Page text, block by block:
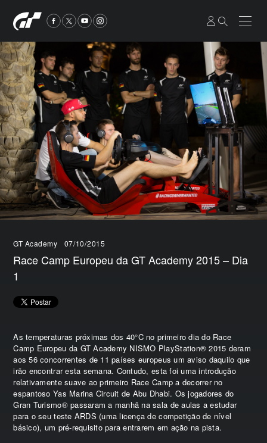
GT Academy 07/10/2015
Race Camp Europeu da GT Academy 2015 – Dia
1
As temperaturas próximas dos 40°C no primeiro dia do Race
Camp Europeu da GT Academy NISMO PlayStation® 2015 deram
aos 56 concorrentes de 11 países europeus um aviso daquilo que
irão encontrar esta semana. Contudo, esta foi uma introdução
relativamente suave ao primeiro Race Camp a decorrer no
espantoso Yas Marina Circuit de Abu Dhabi. Os jogadores do
Gran Turismo® passaram a manhã na sala de aulas a estudar
para o seu teste ARDS (uma licença de competição de nível
básico), um pré-requisito para entrarem em ação na pista.